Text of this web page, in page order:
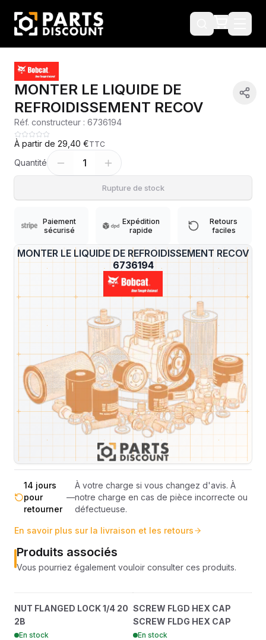
?
MONTER LE LIQUIDE DE REFROIDISSEMENT RECOV
6736194
MONTER LE LIQUIDE DE
REFROIDISSEMENT RECOV
Réf. constructeur : 6736194
À partir de 29,40 €TTC
Quantité 1
Rupture de stock
Paiement
sécurisé
Expédition
rapide
Retours
faciles
Machines compatibles
Expédition et Retours
sous 48-
72h
—
Sous réserve de disponibilité des stocks.
Livraison estimée 24h/48h par les
transporteurs.
France
métropolitaine
Livraison exclusivement en France
métropolitaine (hors Corse et DOM-
TOM).
totale
Pas de surprise : le coût exact est
calculé selon le poids et le volume de
votre commande avant paiement.
14 jours
pour
retourner
—
À votre charge si vous changez d'avis. À
notre charge en cas de pièce incorrecte ou
défectueuse.
En savoir plus sur la livraison et les retours
Produits associés
Vous pourriez également vouloir consulter ces produits.
?
20 2B
NUT FLANGED LOCK 1/4 20
2B
En stock
?
SCREW FLDG HEX CAP
35C516
SCREW FLGD HEX CAP
SCREW FLDG HEX CAP
En stock